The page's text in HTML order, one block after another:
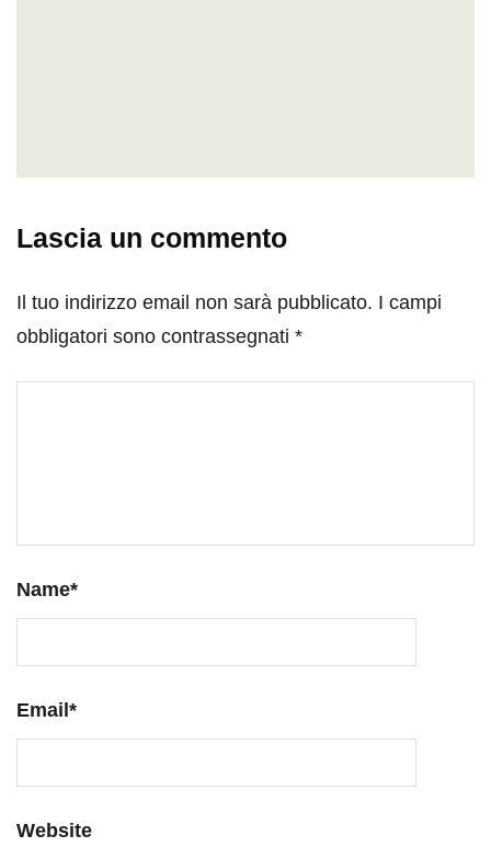
Lascia un commento
Il tuo indirizzo email non sarà pubblicato. I campi
obbligatori sono contrassegnati *
Name*
Email *
Website